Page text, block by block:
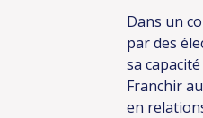
Dans un
par des
sa
Franchir
en